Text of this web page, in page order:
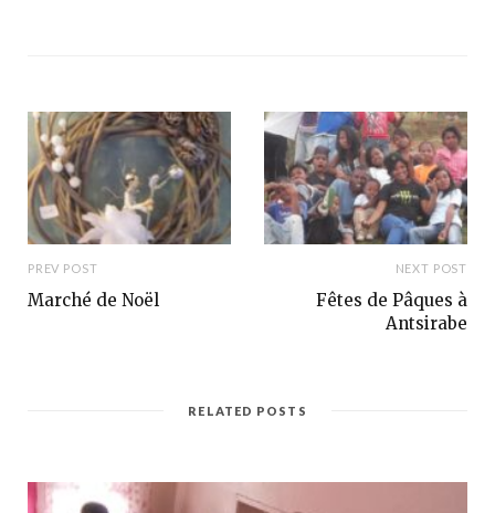
PREV POST
Marché de Noël
NEXT POST
Fêtes de Pâques à
Antsirabe
RELATED POSTS